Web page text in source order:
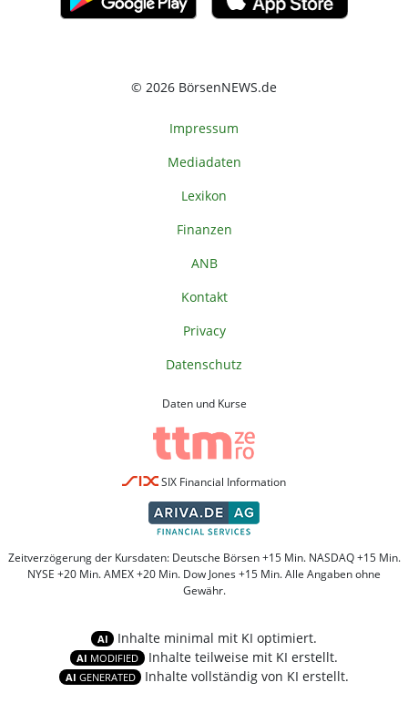
© 2026 BörsenNEWS.de
Impressum
Mediadaten
Lexikon
Finanzen
ANB
Kontakt
Privacy
Datenschutz
Daten und Kurse
SIX Financial Information
Zeitverzögerung der Kursdaten: Deutsche Börsen +15 Min. NASDAQ +15 Min.
NYSE +20 Min. AMEX +20 Min. Dow Jones +15 Min. Alle Angaben ohne
Gewähr.
AI Inhalte minimal mit KI optimiert.
AI MODIFIED Inhalte teilweise mit KI erstellt.
AI GENERATED Inhalte vollständig von KI erstellt.